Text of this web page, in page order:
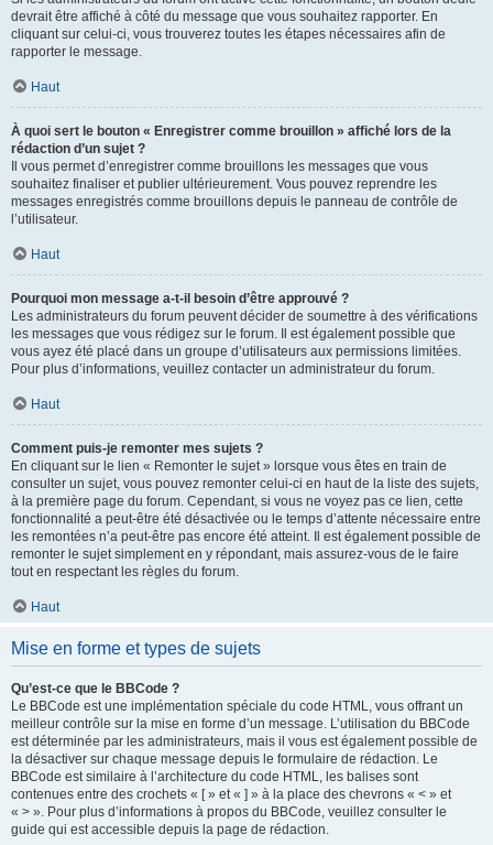
devrait être affiché à côté du message que vous souhaitez rapporter. En
cliquant sur celui-ci, vous trouverez toutes les étapes nécessaires afin de
rapporter le message.
Haut
À quoi sert le bouton « Enregistrer comme brouillon » affiché lors de la
rédaction d’un sujet ?
Il vous permet d’enregistrer comme brouillons les messages que vous
souhaitez finaliser et publier ultérieurement. Vous pouvez reprendre les
messages enregistrés comme brouillons depuis le panneau de contrôle de
l’utilisateur.
Haut
Pourquoi mon message a-t-il besoin d’être approuvé ?
Les administrateurs du forum peuvent décider de soumettre à des vérifications
les messages que vous rédigez sur le forum. Il est également possible que
vous ayez été placé dans un groupe d’utilisateurs aux permissions limitées.
Pour plus d’informations, veuillez contacter un administrateur du forum.
Haut
Comment puis-je remonter mes sujets ?
En cliquant sur le lien « Remonter le sujet » lorsque vous êtes en train de
consulter un sujet, vous pouvez remonter celui-ci en haut de la liste des sujets,
à la première page du forum. Cependant, si vous ne voyez pas ce lien, cette
fonctionnalité a peut-être été désactivée ou le temps d’attente nécessaire entre
les remontées n’a peut-être pas encore été atteint. Il est également possible de
remonter le sujet simplement en y répondant, mais assurez-vous de le faire
tout en respectant les règles du forum.
Haut
Mise en forme et types de sujets
Qu’est-ce que le BBCode ?
Le BBCode est une implémentation spéciale du code HTML, vous offrant un
meilleur contrôle sur la mise en forme d’un message. L’utilisation du BBCode
est déterminée par les administrateurs, mais il vous est également possible de
la désactiver sur chaque message depuis le formulaire de rédaction. Le
BBCode est similaire à l’architecture du code HTML, les balises sont
contenues entre des crochets « [ » et « ] » à la place des chevrons « < » et
« > ». Pour plus d’informations à propos du BBCode, veuillez consulter le
guide qui est accessible depuis la page de rédaction.